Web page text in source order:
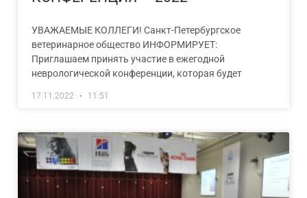
УВАЖАЕМЫЕ КОЛЛЕГИ! Санкт-Петербургское
ветеринарное общество ИНФОРМИРУЕТ:
Приглашаем принять участие в ежегодной
неврологической конференции, которая будет
17.11.2022 11:51